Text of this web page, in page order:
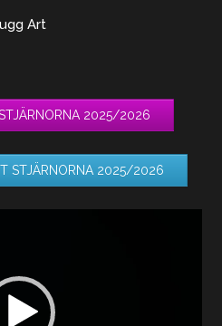
Art
2025/2026
STJÄRNORNA 2025/2026